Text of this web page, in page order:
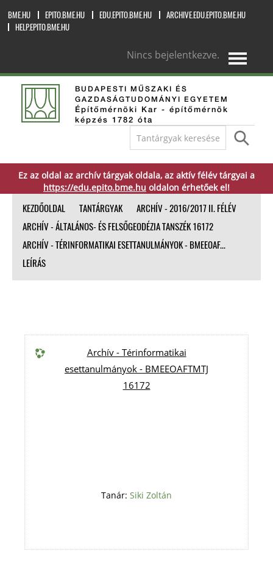
BME.HU EPITO.BME.HU EDU.EPITO.BME.HU
ARCHIVE.EDU.EPITO.BME.HU
HELP.EPITO.BME.HU
Nincs bejelentkezve.
BUDAPESTI MŰSZAKI ÉS
GAZDASÁGTUDOMÁNYI EGYETEM
Építőmérnöki Kar - építőmérnök
képzés 1782 óta
Ez az oldal az archív tárgyak oldala, az aktív félév tárgyai a
https://edu.epito.bme.hu oldalon érhetőek el!
KEZDŐOLDAL TANTÁRGYAK
ARCHÍV - 2016/2017 II. FÉLÉV
ARCHÍV - ÁLTALÁNOS- ÉS FELSŐGEODÉZIA TANSZÉK 16172
ARCHÍV - TÉRINFORMATIKAI ESETTANULMÁNYOK - BMEEOAF...
LEÍRÁS
Archív - Térinformatikai
esettanulmányok - BMEEOAFTMTJ
16172
Tanár: Siki Zoltán